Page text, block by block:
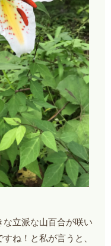
立派な山百合が咲い
ね！と私が言うと、